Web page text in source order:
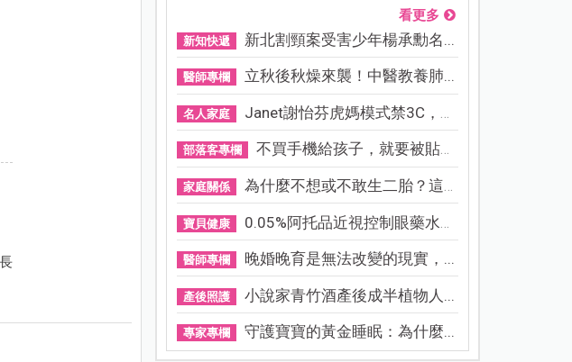
看更多
新知快遞 新北割頸案受害少年楊承勳名...
醫師專欄 立秋後秋燥來襲！中醫教養肺...
名人家庭 Janet謝怡芬虎媽模式禁3C，看...
部落客專欄 不買手機給孩子，就要被貼「...
家庭關係 為什麼不想或不敢生二胎？這8...
寶貝健康 0.05%阿托品近視控制眼藥水納...
醫師專欄 晚婚晚育是無法改變的現實，...
產後照護 小說家青竹酒產後成半植物人...
專家專欄 守護寶寶的黃金睡眠：為什麼...